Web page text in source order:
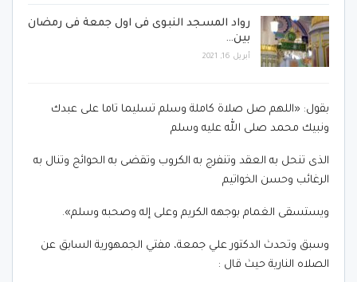
رواد المسجد النبوى فى اول جمعة فى رمضان
بين…
أبريل 16, 2021
بقول: «اللهم صل صلاة كاملة وسلم تسليما تاما على عبدك
ونبيك محمد صلى الله عليه وسلم
الذى تنحل به العقد وتنفرج به الكروب وتقضى به الحوائج وتنال به
الرغائب وحسن الخواتيم
ويستسقى الغمام بوجهه الكريم وعلى إله وصحبه وسلم».
وسبق وتحدث الدكتور علي جمعة، مفتي الجمهورية السابق عن
الصلاه النارية حيث قال :